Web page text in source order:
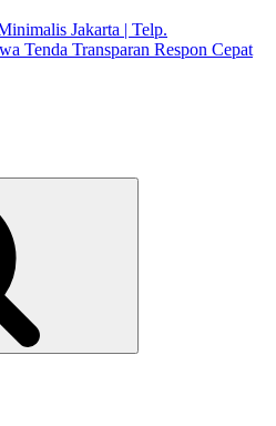
Jakarta | Telp.
Tenda Transparan Respon Cepat